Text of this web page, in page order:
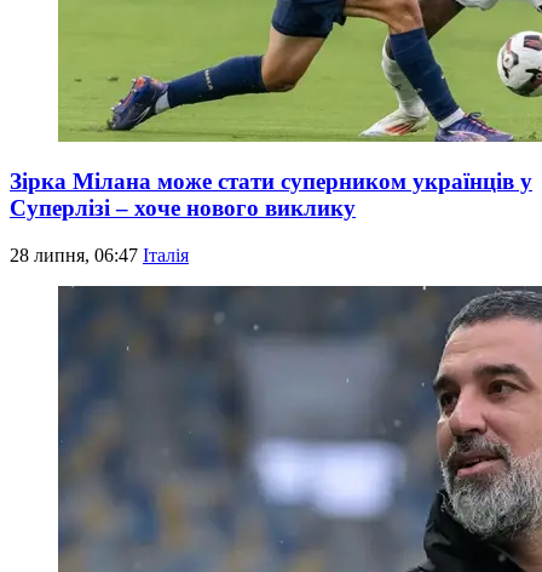
Зірка Мілана може стати суперником українців у
Суперлізі – хоче нового виклику
28 липня, 06:47 Італія